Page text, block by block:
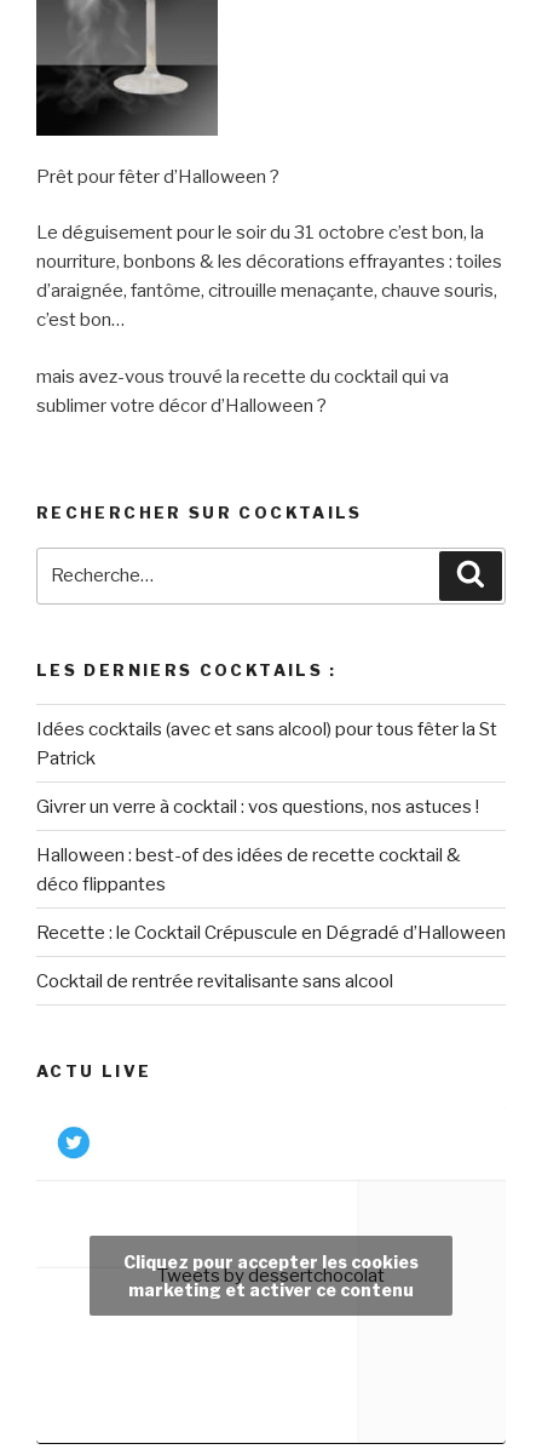
Prêt pour fêter d’Halloween ?
Le déguisement pour le soir du 31 octobre c’est bon, la
nourriture, bonbons & les décorations effrayantes : toiles
d’araignée, fantôme, citrouille menaçante, chauve souris,
c’est bon…
mais avez-vous trouvé la recette du cocktail qui va
sublimer votre décor d’Halloween ?
RECHERCHER SUR COCKTAILS
LES DERNIERS COCKTAILS :
Idées cocktails (avec et sans alcool) pour tous fêter la St
Patrick
Givrer un verre à cocktail : vos questions, nos astuces !
Halloween : best-of des idées de recette cocktail &
déco flippantes
Recette : le Cocktail Crépuscule en Dégradé d’Halloween
Cocktail de rentrée revitalisante sans alcool
ACTU LIVE
Tweets by dessertchocolat
Cliquez pour accepter les cookies
marketing et activer ce contenu